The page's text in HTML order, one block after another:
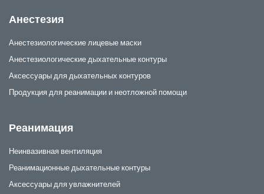
Анестезия
Анестезиологические лицевые маски
Анестезиологические дыхательные контуры
Аксессуары для дыхательных контуров
Продукция для реанимации и неотложной помощи
Реанимация
Неинвазивная вентиляция
Реанимационные дыхательные контуры
Аксессуары для увлажнителей